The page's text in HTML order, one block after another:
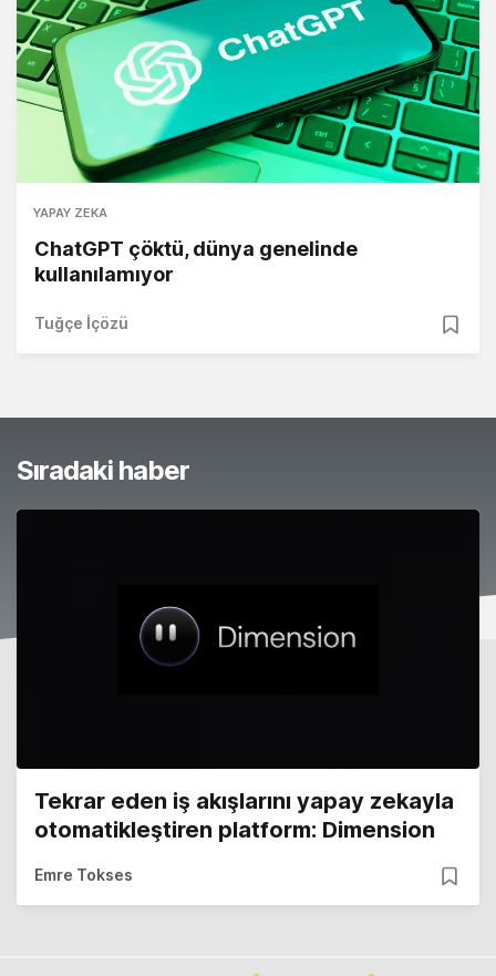
YAPAY ZEKA
ChatGPT çöktü, dünya genelinde
kullanılamıyor
Tuğçe İçözü
Sıradaki haber
Tekrar eden iş akışlarını yapay zekayla
otomatikleştiren platform: Dimension
Emre Tokses